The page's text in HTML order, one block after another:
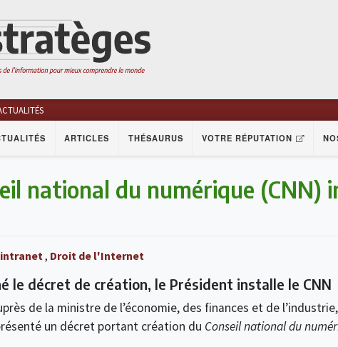
ARTICLES THÉSAURUS VOTRE RÉPUTATION
national du numérique (CNN)
, Droit de l'Internet
le décret de création, le Président installe le CNN
de la ministre de l’économie, des finances et de
un décret portant création du Conseil national du